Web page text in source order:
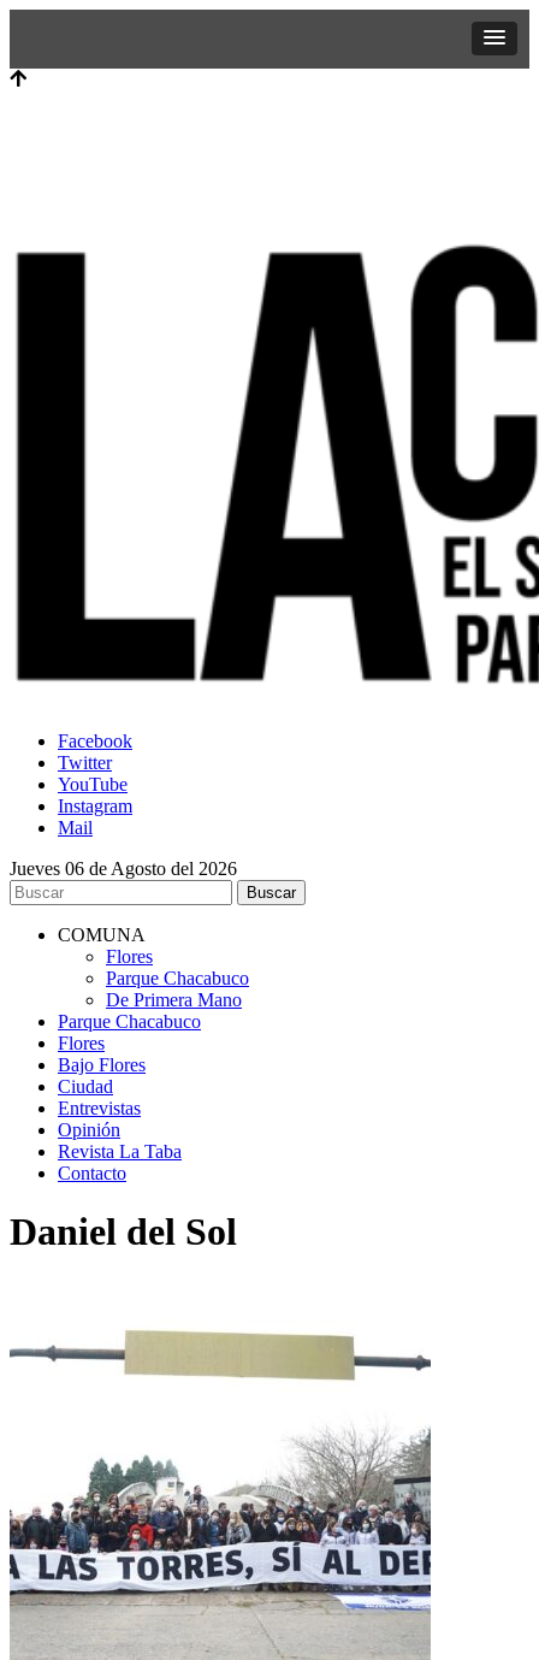
Facebook
Twitter
YouTube
Instagram
Mail
Jueves 06 de Agosto del 2026
COMUNA
Flores
Parque Chacabuco
De Primera Mano
Parque Chacabuco
Flores
Bajo Flores
Ciudad
Entrevistas
Opinión
Revista La Taba
Contacto
Daniel del Sol